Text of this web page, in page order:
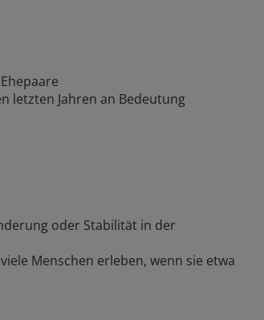
letzten Jahren an Bedeutung
oder Stabilität in der
Menschen erleben, wenn sie etwa